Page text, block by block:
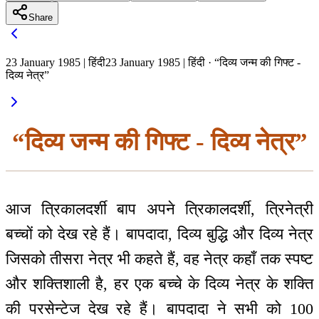
Share
23 January 1985 | हिंदी23 January 1985 | हिंदी · “दिव्य जन्म की गिफ्ट -
दिव्य नेत्र”
“दिव्य जन्म की गिफ्ट - दिव्य नेत्र”
आज त्रिकालदर्शी बाप अपने त्रिकालदर्शी, त्रिनेत्री
बच्चों को देख रहे हैं। बापदादा, दिव्य बुद्धि और दिव्य नेत्र
जिसको तीसरा नेत्र भी कहते हैं, वह नेत्र कहाँ तक स्पष्ट
और शक्तिशाली है, हर एक बच्चे के दिव्य नेत्र के शक्ति
की परसेन्टेज देख रहे हैं। बापदादा ने सभी को 100